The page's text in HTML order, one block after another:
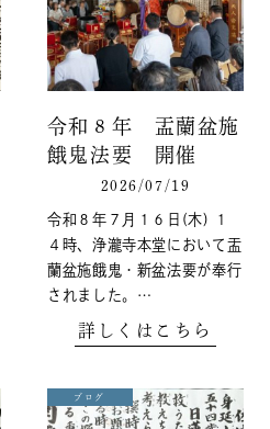
令和８年 盂蘭盆施
餓鬼法要 開催
2026/07/19
令和８年７月１６日(木) １
４時、浄瀧寺本堂において盂
蘭盆施餓鬼・新盆法要が奉行
されました。…
詳しくはこちら
ブログ